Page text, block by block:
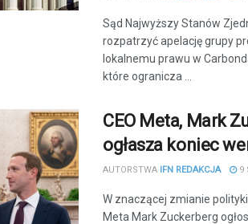
Sąd Najwyższy Stanów
rozpatrzyć apelację grupy
lokalnemu prawu w
które ogranicza ...
CEO Meta, Mark
ogłasza koniec
AUTORSTWA IFN REDAKCJA 9
W znaczącej zmianie
Meta Mark Zuckerberg